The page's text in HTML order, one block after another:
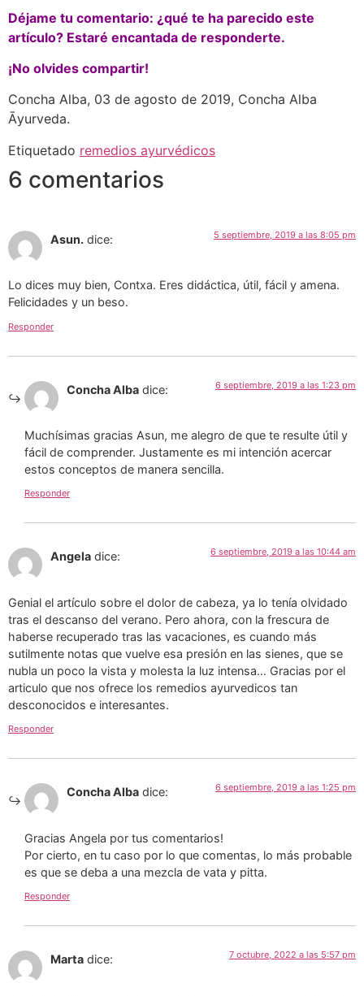
Déjame tu comentario: ¿qué te ha parecido este
artículo? Estaré encantada de responderte.
¡No olvides compartir!
Concha Alba, 03 de agosto de 2019, Concha Alba
Ᾱyurveda.
Etiquetado remedios ayurvédicos
6 comentarios
Asun. dice: 5 septiembre, 2019 a las 8:05 pm
Lo dices muy bien, Contxa. Eres didáctica, útil, fácil y amena.
Felicidades y un beso.
Responder
Concha Alba dice: 6 septiembre, 2019 a las 1:23 pm
Muchísimas gracias Asun, me alegro de que te resulte útil y
fácil de comprender. Justamente es mi intención acercar
estos conceptos de manera sencilla.
Responder
Angela dice: 6 septiembre, 2019 a las 10:44 am
Genial el artículo sobre el dolor de cabeza, ya lo tenía olvidado
tras el descanso del verano. Pero ahora, con la frescura de
haberse recuperado tras las vacaciones, es cuando más
sutilmente notas que vuelve esa presión en las sienes, que se
nubla un poco la vista y molesta la luz intensa… Gracias por el
articulo que nos ofrece los remedios ayurvedicos tan
desconocidos e interesantes.
Responder
Concha Alba dice: 6 septiembre, 2019 a las 1:25 pm
Gracias Angela por tus comentarios!
Por cierto, en tu caso por lo que comentas, lo más probable
es que se deba a una mezcla de vata y pitta.
Responder
Marta dice: 7 octubre, 2022 a las 5:57 pm